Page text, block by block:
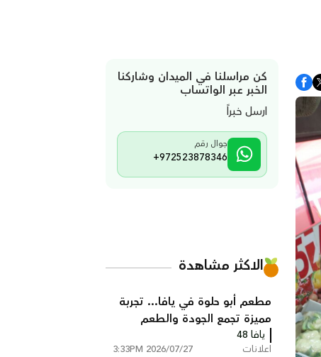
كن مراسلنا في الميدان وشاركنا
الخبر عبر الواتساب
ارسل خبراً
جوال رقم
+972523878346
الاكثر مشاهدة
مطعم أبو حلوة في يافا... تجربة
مميزة تجمع الجودة والطعم
الأصيل
يافا 48
اعلانات 2026/07/27 3:33PM